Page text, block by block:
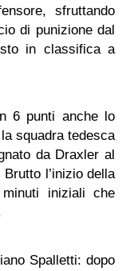
sfruttando
di punizione dal
in classifica a
6 punti anche lo
squadra tedesca
da Draxler al
l’inizio della
iniziali che
Spalletti: dopo